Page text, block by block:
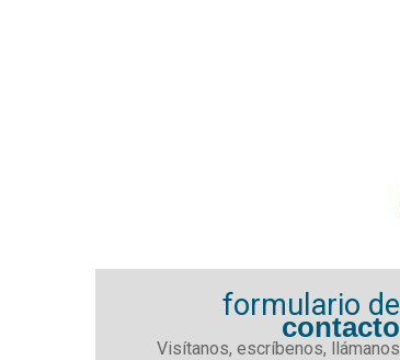
formulario de
contacto
Visítanos, escríbenos, llámanos